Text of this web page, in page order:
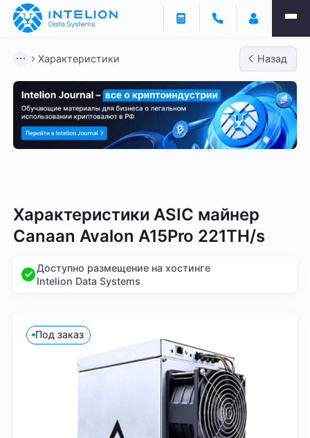
Характеристики Назад
Характеристики ASIC майнер
Canaan Avalon A15Pro 221TH/s
Доступно размещение на хостинге
Intelion Data Systems
Под заказ